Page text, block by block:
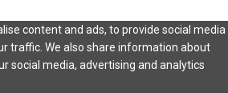
content and ads, to provide social media
traffic. We also share information about
social media, advertising and analytics